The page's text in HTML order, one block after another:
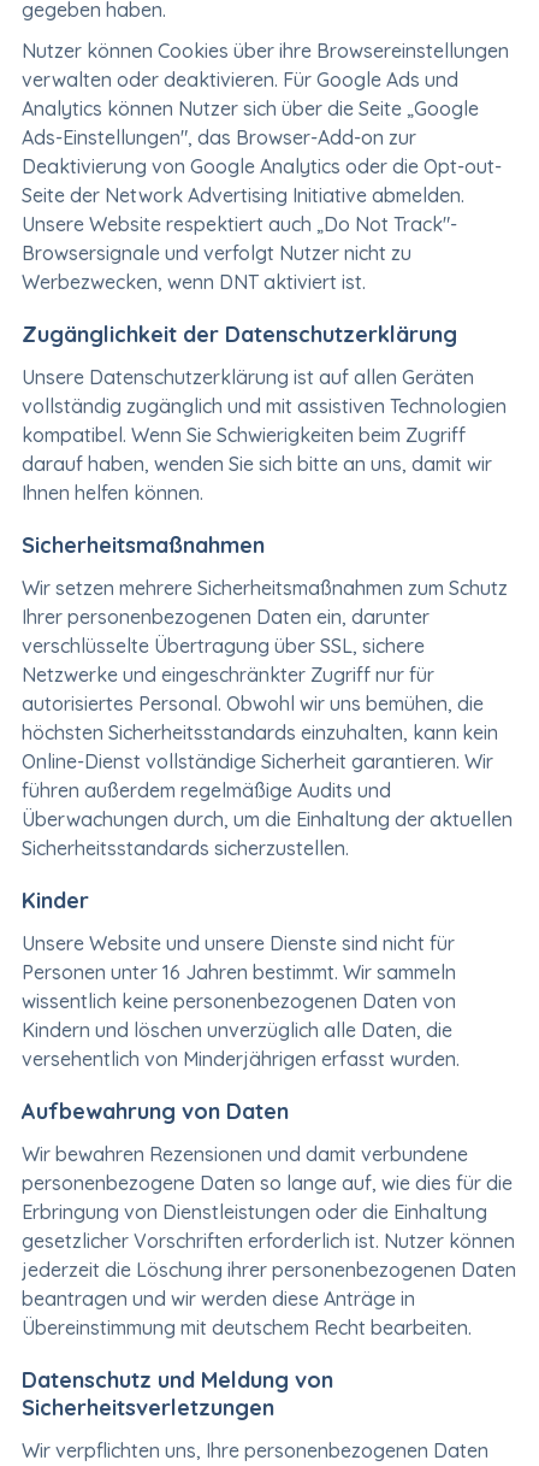
gegeben haben.
Nutzer können Cookies über ihre Browsereinstellungen
verwalten oder deaktivieren. Für Google Ads und
Analytics können Nutzer sich über die Seite „Google
Ads-Einstellungen", das Browser-Add-on zur
Deaktivierung von Google Analytics oder die Opt-out-
Seite der Network Advertising Initiative abmelden.
Unsere Website respektiert auch „Do Not Track"-
Browsersignale und verfolgt Nutzer nicht zu
Werbezwecken, wenn DNT aktiviert ist.
Zugänglichkeit der Datenschutzerklärung
Unsere Datenschutzerklärung ist auf allen Geräten
vollständig zugänglich und mit assistiven Technologien
kompatibel. Wenn Sie Schwierigkeiten beim Zugriff
darauf haben, wenden Sie sich bitte an uns, damit wir
Ihnen helfen können.
Sicherheitsmaßnahmen
Wir setzen mehrere Sicherheitsmaßnahmen zum Schutz
Ihrer personenbezogenen Daten ein, darunter
verschlüsselte Übertragung über SSL, sichere
Netzwerke und eingeschränkter Zugriff nur für
autorisiertes Personal. Obwohl wir uns bemühen, die
höchsten Sicherheitsstandards einzuhalten, kann kein
Online-Dienst vollständige Sicherheit garantieren. Wir
führen außerdem regelmäßige Audits und
Überwachungen durch, um die Einhaltung der aktuellen
Sicherheitsstandards sicherzustellen.
Kinder
Unsere Website und unsere Dienste sind nicht für
Personen unter 16 Jahren bestimmt. Wir sammeln
wissentlich keine personenbezogenen Daten von
Kindern und löschen unverzüglich alle Daten, die
versehentlich von Minderjährigen erfasst wurden.
Aufbewahrung von Daten
Wir bewahren Rezensionen und damit verbundene
personenbezogene Daten so lange auf, wie dies für die
Erbringung von Dienstleistungen oder die Einhaltung
gesetzlicher Vorschriften erforderlich ist. Nutzer können
jederzeit die Löschung ihrer personenbezogenen Daten
beantragen und wir werden diese Anträge in
Übereinstimmung mit deutschem Recht bearbeiten.
Datenschutz und Meldung von
Sicherheitsverletzungen
Wir verpflichten uns, Ihre personenbezogenen Daten